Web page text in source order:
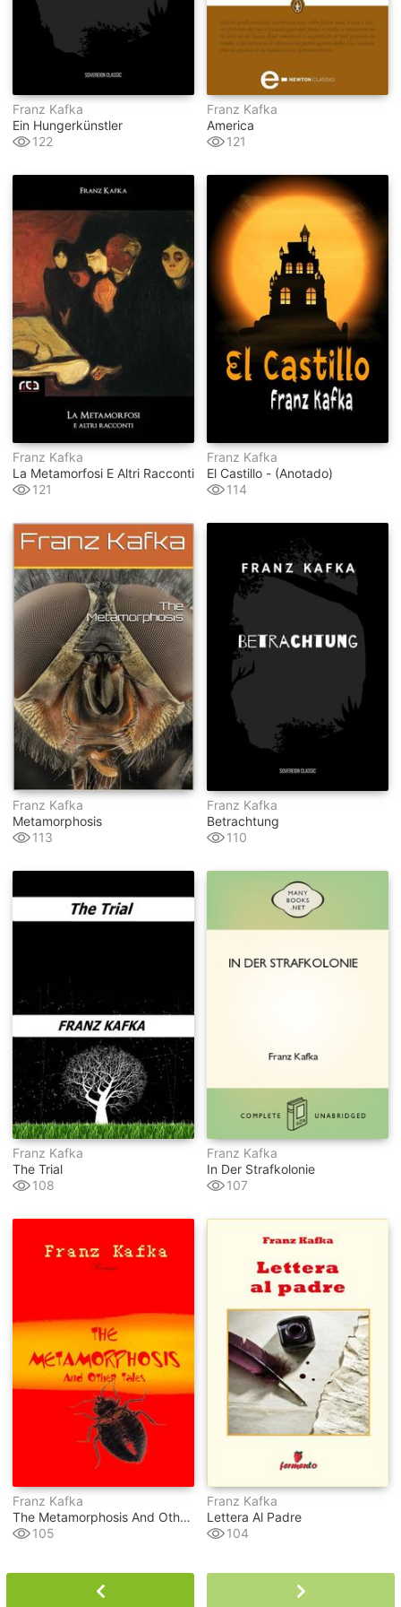
Franz Kafka
Ein Hungerkünstler
122
Franz Kafka
America
121
Franz Kafka
La Metamorfosi E Altri Racconti
121
Franz Kafka
El Castillo - (anotado)
114
Franz Kafka
Metamorphosis
113
Franz Kafka
Betrachtung
110
Franz Kafka
The Trial
108
Franz Kafka
In Der Strafkolonie
107
Franz Kafka
The Metamorphosis And Other Tales
105
Franz Kafka
Lettera Al Padre
104